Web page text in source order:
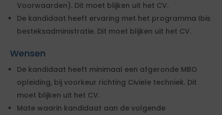
Voorwaarden). Dit moet blijken uit het CV.
De kandidaat heeft ervaring met het programma Ibis
besteksadministratie. Dit moet blijken uit het CV.
Wensen
De kandidaat heeft minimaal een afgeronde MBO
opleiding, bij voorkeur richting Civiele techniek. Dit
moet blijken uit het CV.
Mate waarin kandidaat aan de volgende